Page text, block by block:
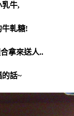
乳牛,
軋糖!
拿來送人..
話~